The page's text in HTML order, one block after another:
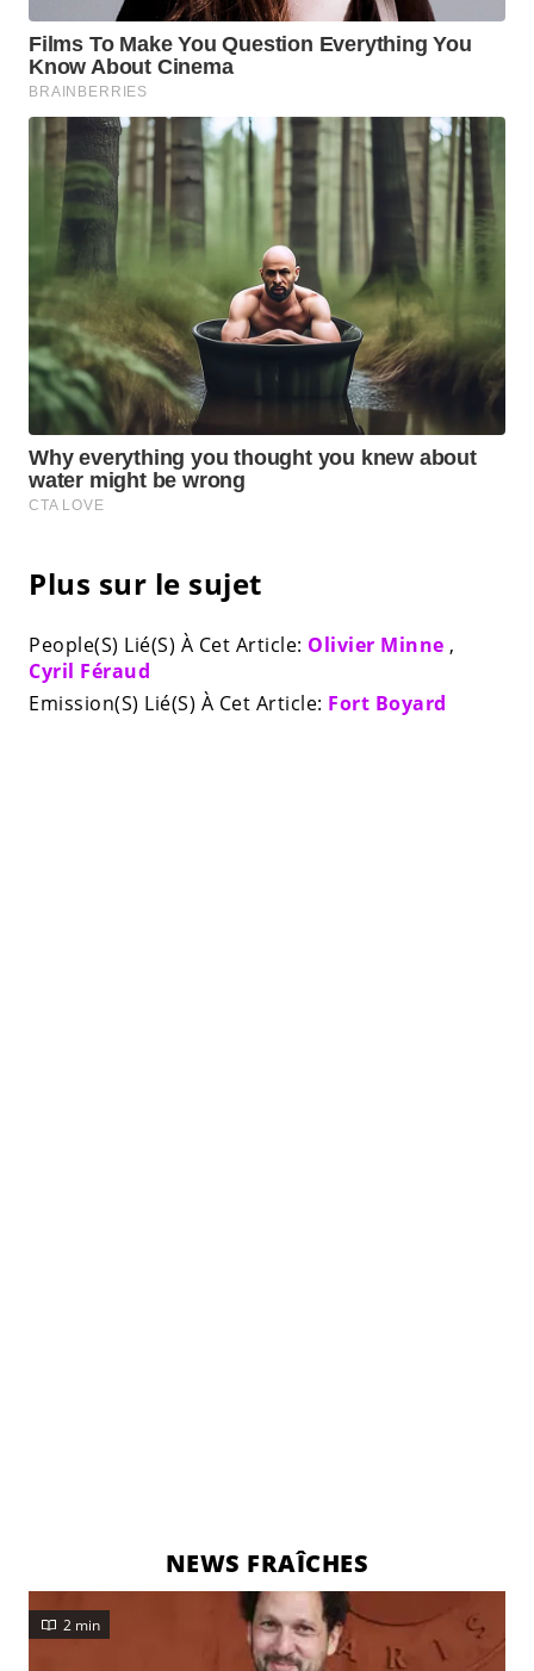
Plus sur le sujet
People(S) Lié(S) À Cet Article: Olivier Minne ,
Cyril Féraud
Emission(S) Lié(S) À Cet Article: Fort Boyard
NEWS FRAÎCHES
2 min